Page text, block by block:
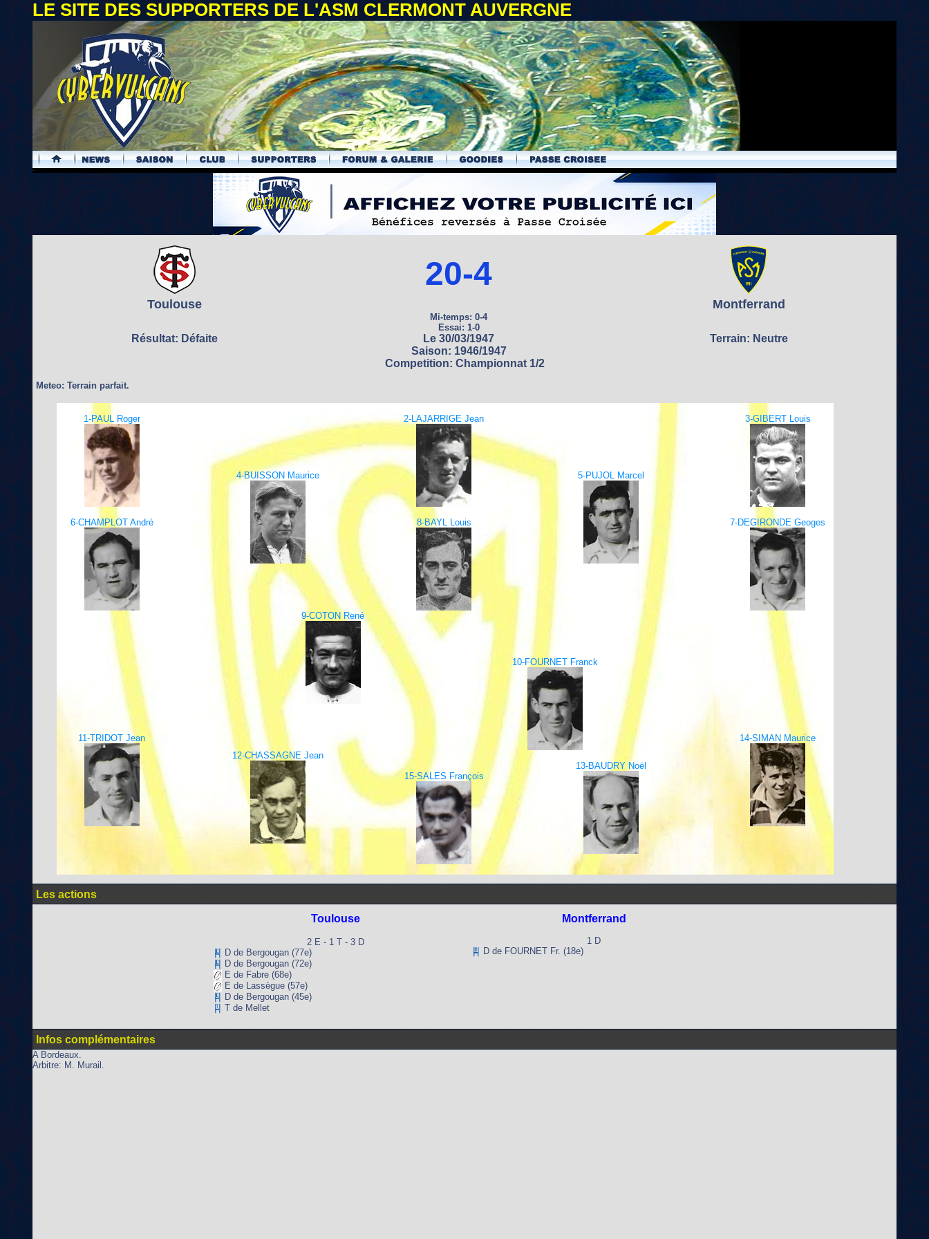
LE SITE DES SUPPORTERS DE L'ASM CLERMONT AUVERGNE
.
Toulouse
20-4
Montferrand
Mi-temps: 0-4
Essai: 1-0
Résultat: Défaite Le 30/03/1947
Terrain: Neutre
Saison: 1946/1947
Competition: Championnat 1/2
Meteo: Terrain parfait.
1-PAUL Roger 2-LAJARRIGE Jean 3-GIBERT Louis
4-BUISSON Maurice 5-PUJOL Marcel
6-CHAMPLOT André 8-BAYL Louis 7-DEGIRONDE Geoges
9-COTON René
10-FOURNET Franck
11-TRIDOT Jean
14-SIMAN Maurice
12-CHASSAGNE Jean
13-BAUDRY Noël
15-SALES François
Les actions
Toulouse
2 E - 1 T - 3 D
D de Bergougan (77e)
D de Bergougan (72e)
E de Fabre (68e)
E de Lassègue (57e)
D de Bergougan (45e)
T de Mellet
Montferrand
1 D
D de FOURNET Fr. (18e)
Infos complémentaires
A Bordeaux.
Arbitre: M. Murail.